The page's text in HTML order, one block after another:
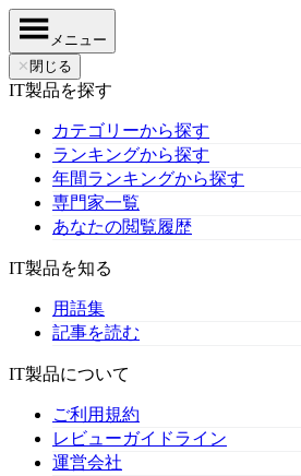
メニュー
✕ 閉じる
IT製品を探す
カテゴリーから探す
ランキングから探す
年間ランキングから探す
専門家一覧
あなたの閲覧履歴
IT製品を知る
用語集
記事を読む
IT製品について
ご利用規約
レビューガイドライン
運営会社